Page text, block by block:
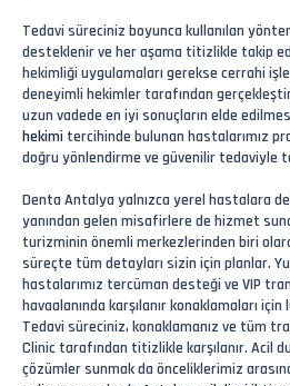
Tedavi süreciniz boyunca kullanılan
desteklenir ve her aşama titizlikle takip
hekimliği uygulamaları gerekse cerrahi
deneyimli hekimler tarafından
uzun vadede en iyi sonuçların elde
hekimi tercihinde bulunan hastalarımız
doğru yönlendirme ve güvenilir tedaviyle
Denta Antalya yalnızca yerel hastalara
yanından gelen misafirlere de hizmet
turizminin önemli merkezlerinden biri
süreçte tüm detayları sizin için planlar.
hastalarımız tercüman desteği ve VIP
havaalanında karşılanır konaklamaları
Tedavi süreciniz, konaklamanız ve tüm
Clinic tarafından titizlikle karşılanır. Acil
çözümler sunmak da önceliklerimiz